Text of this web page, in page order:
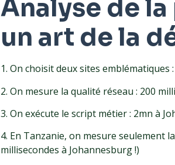
Analyse de
un art de la
1. On choisit deux sites emblématiques
2. On mesure la qualité réseau : 200
3. On exécute le script métier : 2mn à
4. En Tanzanie, on mesure seulement
millisecondes à Johannesburg !)